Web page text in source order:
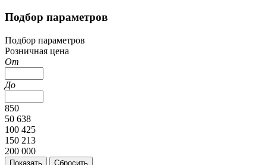
Подбор параметров
Подбор параметров
Розничная цена
От
До
850
50 638
100 425
150 213
200 000